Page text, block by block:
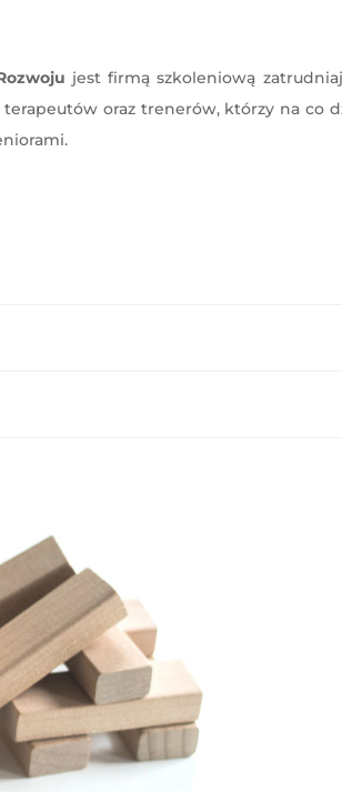
jest firmą szkoleniową
terapeutów oraz trenerów, którzy na co